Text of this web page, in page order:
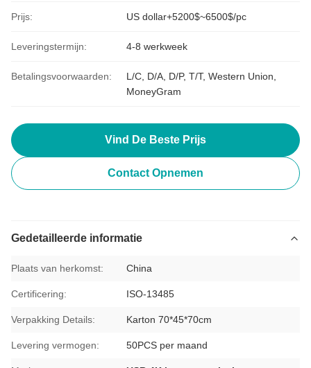
Prijs: US dollar+5200$~6500$/pc
Leveringstermijn: 4-8 werkweek
Betalingsvoorwaarden:
L/C, D/A, D/P, T/T, Western Union,
MoneyGram
Vind De Beste Prijs
Contact Opnemen
Gedetailleerde informatie
Plaats van herkomst: China
Certificering: ISO-13485
Verpakking Details: Karton 70*45*70cm
Levering vermogen: 50PCS per maand